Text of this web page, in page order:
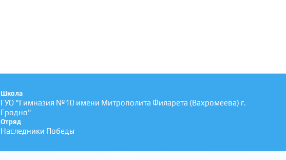
Школа
ГУО "Гимназия №10 имени Митрополита Филарета (Вахромеева) г.
Гродно"
Отряд
Наследники Победы